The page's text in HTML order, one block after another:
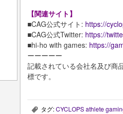
【関連サイト】
■CAG公式サイト: https://
■CAG公式Twitter: https://
■hi-ho with games: https://
ーーーーー
記載されている会社名及び商
標です。
, タグ:CYCLOPS athlete